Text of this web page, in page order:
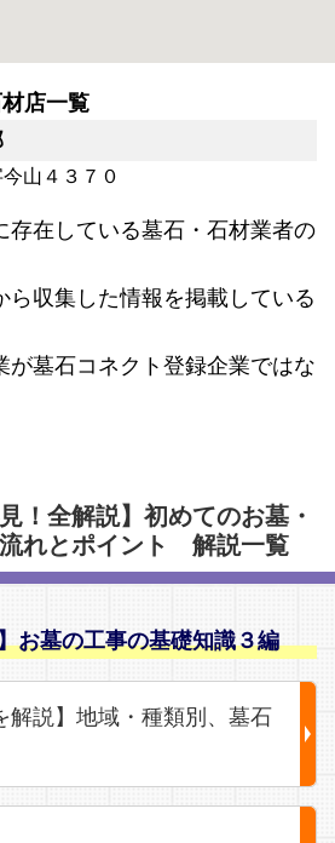
店一覧
山４３７０
在している墓石・石材業者の
ら収集した情報を掲載している
が墓石コネクト登録企業ではな
！全解説】初めてのお墓・
れとポイント 解説一覧
お墓の工事の基礎知識３編
解説】地域・種類別、墓石